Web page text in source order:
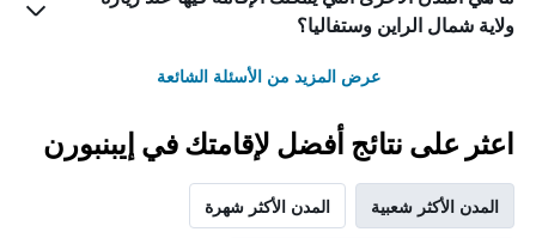
ولاية شمال الراين وستفاليا؟
عرض المزيد من الأسئلة الشائعة
اعثر على نتائج أفضل لإقامتك في إيبنبورن
المدن الأكثر شعبية المدن الأكثر شهرة